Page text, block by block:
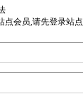
点会员,请先登录站点